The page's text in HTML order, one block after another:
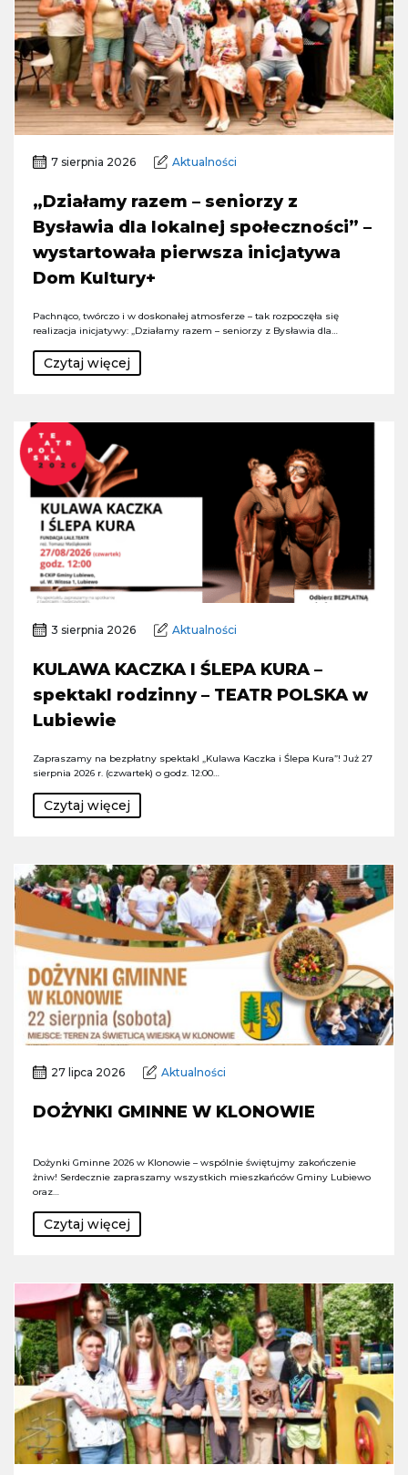
7 sierpnia 2026 Aktualności
„Działamy razem – seniorzy z
Bysławia dla lokalnej społeczności” –
wystartowała pierwsza inicjatywa
Dom Kultury+
Pachnąco, twórczo i w doskonałej atmosferze – tak rozpoczęła się
realizacja inicjatywy: „Działamy razem – seniorzy z Bysławia dla…
Czytaj więcej
3 sierpnia 2026 Aktualności
KULAWA KACZKA I ŚLEPA KURA –
spektakl rodzinny – TEATR POLSKA w
Lubiewie
Zapraszamy na bezpłatny spektakl „Kulawa Kaczka i Ślepa Kura”! Już 27
sierpnia 2026 r. (czwartek) o godz. 12:00…
Czytaj więcej
27 lipca 2026 Aktualności
DOŻYNKI GMINNE W KLONOWIE
Dożynki Gminne 2026 w Klonowie – wspólnie świętujmy zakończenie
żniw! Serdecznie zapraszamy wszystkich mieszkańców Gminy Lubiewo
oraz…
Czytaj więcej